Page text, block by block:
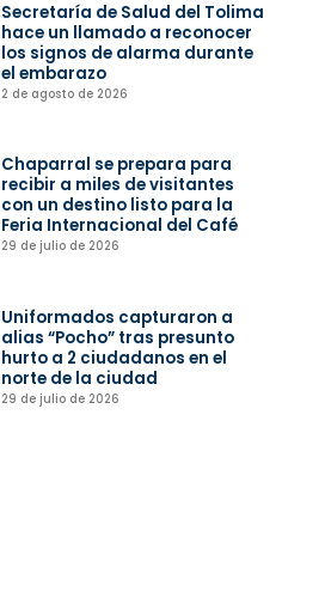
Secretaría de Salud del Tolima
hace un llamado a reconocer
los signos de alarma durante
el embarazo
2 de agosto de 2026
Chaparral se prepara para
recibir a miles de visitantes
con un destino listo para la
Feria Internacional del Café
29 de julio de 2026
Uniformados capturaron a
alias “Pocho” tras presunto
hurto a 2 ciudadanos en el
norte de la ciudad
29 de julio de 2026